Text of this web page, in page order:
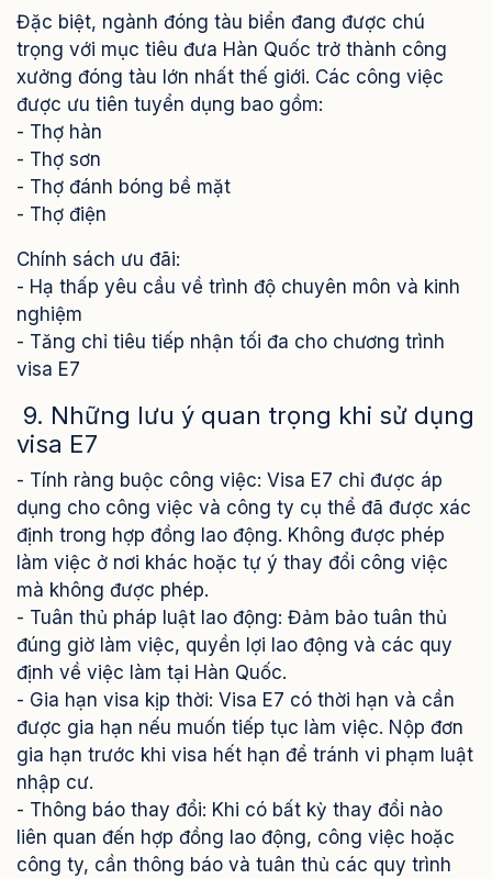
Đặc biệt, ngành đóng tàu biển đang được chú
trọng với mục tiêu đưa Hàn Quốc trở thành công
xưởng đóng tàu lớn nhất thế giới. Các công việc
được ưu tiên tuyển dụng bao gồm:
- Thợ hàn
- Thợ sơn
- Thợ đánh bóng bề mặt
- Thợ điện
Chính sách ưu đãi:
- Hạ thấp yêu cầu về trình độ chuyên môn và kinh
nghiệm
- Tăng chỉ tiêu tiếp nhận tối đa cho chương trình
visa E7
9. Những lưu ý quan trọng khi sử dụng
visa E7
- Tính ràng buộc công việc: Visa E7 chỉ được áp
dụng cho công việc và công ty cụ thể đã được xác
định trong hợp đồng lao động. Không được phép
làm việc ở nơi khác hoặc tự ý thay đổi công việc
mà không được phép.
- Tuân thủ pháp luật lao động: Đảm bảo tuân thủ
đúng giờ làm việc, quyền lợi lao động và các quy
định về việc làm tại Hàn Quốc.
- Gia hạn visa kịp thời: Visa E7 có thời hạn và cần
được gia hạn nếu muốn tiếp tục làm việc. Nộp đơn
gia hạn trước khi visa hết hạn để tránh vi phạm luật
nhập cư.
- Thông báo thay đổi: Khi có bất kỳ thay đổi nào
liên quan đến hợp đồng lao động, công việc hoặc
công ty, cần thông báo và tuân thủ các quy trình